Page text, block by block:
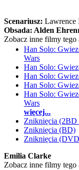
Scenariusz: Lawrence
Obsada: Alden
Zobacz inne filmy tego
Han Solo:
Wars
Han Solo:
Han Solo:
Han Solo:
Han Solo:
Wars
więcej...
Zniknięcia
Zniknięcia (BD)
Zniknięcia
Emilia Clarke
Zobacz inne filmy tego